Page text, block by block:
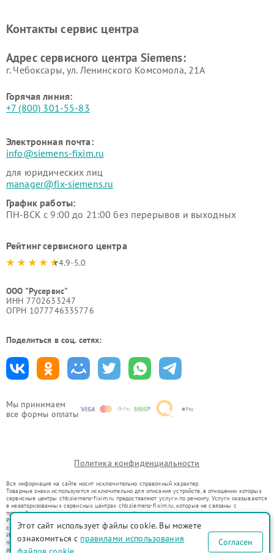
Мы принимаем
все формы оплаты
Siemens
Siemens
Siemens
Siemens
Контакты сервис центра
Адрес сервисного центра Siemens:
г. Чебоксары, ул. Ленинского Комсомола, 21А
Горячая линия:
+7 (800) 301-55-83
Электронная почта:
info@siemens-fixim.ru
для юридических лиц
manager@fix-siemens.ru
График работы:
ПН-ВСК с 9:00 до 21:00 без перерывов и выходных
Рейтинг сервисного центра
4.9-5.0
ООО "Русервис"
ИНН 7702633247
ОГРН 1077746335776
Поделиться в соц. сетях:
Политика конфиденциальности
Вся информация на сайте носит исключительно справочный характер.
Товарные знаки используются исключительно для описания устройств, в отношении которых
сервисные центры chb.siemens-fixim.ru предоставляют услуги по ремонту. Услуги оказываются
в неавторизованных сервисных центрах chb.siemens-fixim.ru, которые не связаны с
правообладателями товарных знаков или их официальными представителями.
Ремонт осуществляется для устройств, уже введенных в гражданский оборот в соответствии
со статьей 1487 ГК РФ.
Использование товарных знаков не преследует цели индивидуализации услуг или введения
потребителей в заблуждение, а служит для информирования о предоставляемых услугах по
ремонту техники указанных брендов.
Этот сайт использует файлы cookie. Вы можете
ознакомиться с правилами использования
Согласен